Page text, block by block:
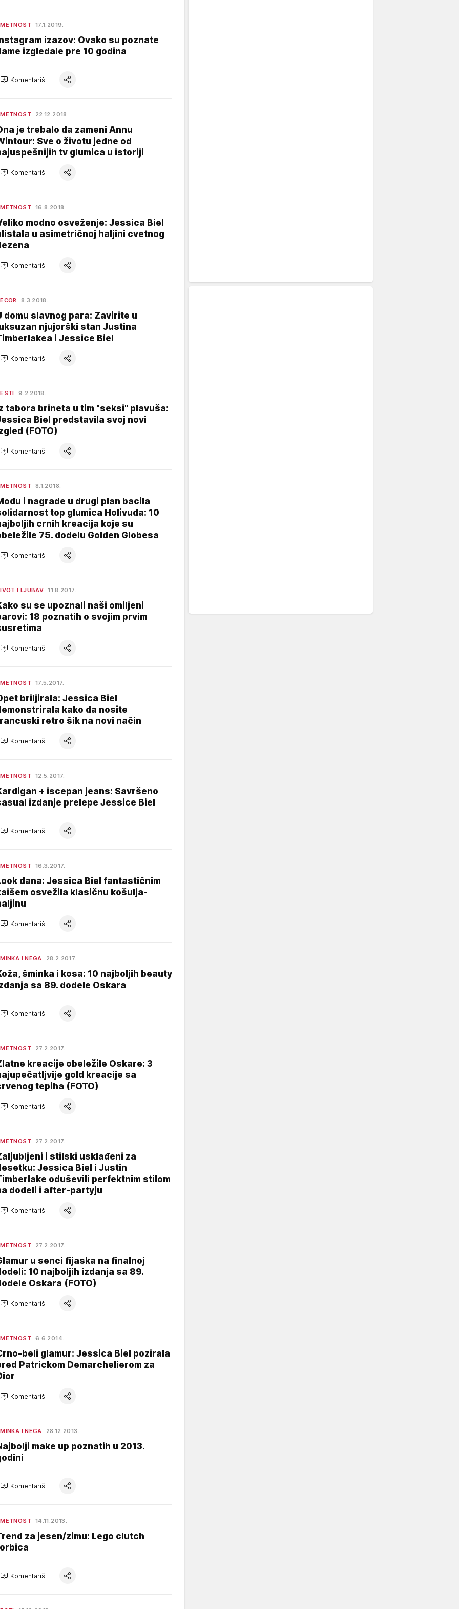
17.1.2019.
izazov: Ovako su poznate
izgledale pre 10 godina
Komentariši
22.12.2018.
je trebalo da zameni Annu
Sve o životu jedne od
tv glumica u istoriji
Komentariši
16.8.2018.
modno osveženje: Jessica Biel
u asimetričnoj haljini cvetnog
Komentariši
8.3.2018.
domu slavnog para: Zavirite u
njujorški stan Justina
i Jessice Biel
Komentariši
9.2.2018.
tabora brineta u tim "seksi" plavuša:
Biel predstavila svoj novi
(FOTO)
Komentariši
8.1.2018.
i nagrade u drugi plan bacila
top glumica Holivuda: 10
crnih kreacija koje su
75. dodelu Golden Globesa
Komentariši
I LJUBAV 11.8.2017.
su se upoznali naši omiljeni
18 poznatih o svojim prvim
Komentariši
17.5.2017.
briljirala: Jessica Biel
kako da nosite
retro šik na novi način
Komentariši
12.5.2017.
+ iscepan jeans: Savršeno
izdanje prelepe Jessice Biel
Komentariši
16.3.2017.
dana: Jessica Biel fantastičnim
osvežila klasičnu košulja-
Komentariši
I NEGA 28.2.2017.
šminka i kosa: 10 najboljih beauty
sa 89. dodele Oskara
Komentariši
27.2.2017.
kreacije obeležile Oskare: 3
gold kreacije sa
tepiha (FOTO)
Komentariši
27.2.2017.
i stilski usklađeni za
Jessica Biel i Justin
oduševili perfektnim stilom
dodeli i after-partyju
Komentariši
27.2.2017.
u senci fijaska na finalnoj
10 najboljih izdanja sa 89.
Oskara (FOTO)
Komentariši
6.6.2014.
beli glamur: Jessica Biel pozirala
Patrickom Demarchelierom za
Komentariši
I NEGA 28.12.2013.
make up poznatih u 2013.
Komentariši
14.11.2013.
za jesen/zimu: Lego clutch
Komentariši